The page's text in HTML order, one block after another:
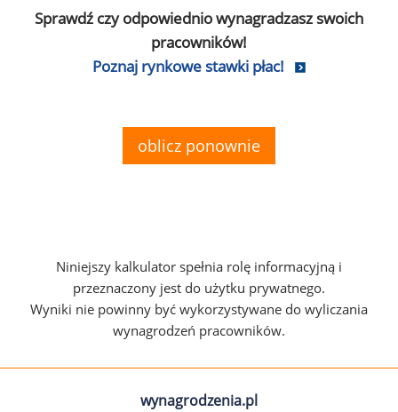
Sprawdź czy odpowiednio wynagradzasz swoich
pracowników!
Poznaj rynkowe stawki płac!
oblicz ponownie
Niniejszy kalkulator spełnia rolę informacyjną i
przeznaczony jest do użytku prywatnego.
Wyniki nie powinny być wykorzystywane do wyliczania
wynagrodzeń pracowników.
wynagrodzenia.pl